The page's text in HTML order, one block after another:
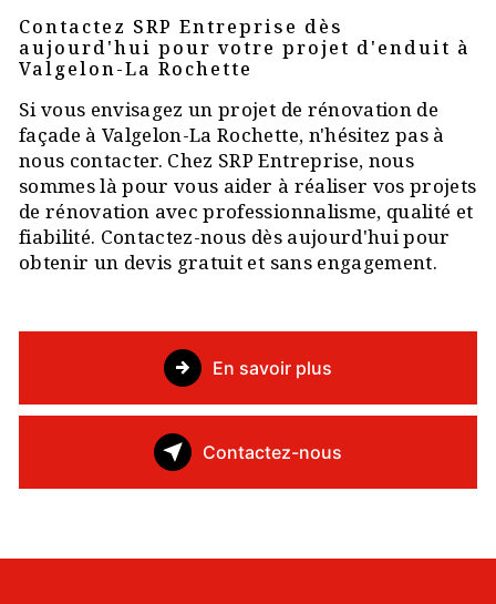
Contactez SRP Entreprise dès
aujourd'hui pour votre projet d'enduit à
Valgelon-La Rochette
Si vous envisagez un projet de rénovation de
façade à Valgelon-La Rochette, n'hésitez pas à
nous contacter. Chez SRP Entreprise, nous
sommes là pour vous aider à réaliser vos projets
de rénovation avec professionnalisme, qualité et
fiabilité. Contactez-nous dès aujourd'hui pour
obtenir un devis gratuit et sans engagement.
En savoir plus
Contactez-nous